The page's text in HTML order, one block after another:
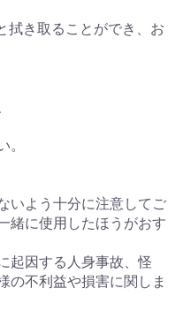
拭き取ることができ、お
いよう十分に注意してご
緒に使用したほうがおす
起因する人身事故、怪
の不利益や損害に関しま